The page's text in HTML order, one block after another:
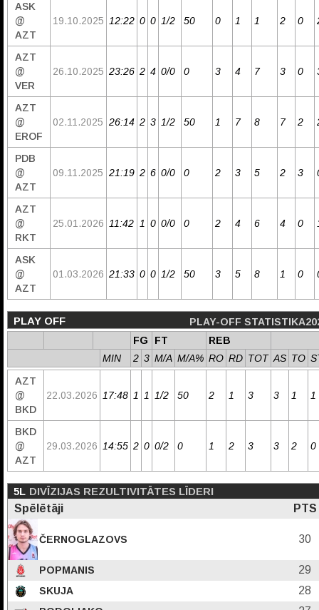
ASK
@
AZT
19.10.2025 12:22 0 0 1/2 50 0 1 1 2 0
AZT
@
VER
26.10.2025 23:26 2 4 0/0 0 3 4 7 3 0
AZT
@
EROF
02.11.2025 26:14 2 3 1/2 50 1 7 8 7 2
PDB
@
AZT
09.11.2025 21:19 2 6 0/0 0 2 3 5 2 3
AZT
@
RKT
25.01.2026 11:42 1 0 0/0 0 2 4 6 4 0
ASK
@
AZT
01.03.2026 21:33 0 0 1/2 50 3 5 8 1 0
PLAY OFF
PLAY-OFF
FG
FT
REB
MIN
2 3 M/A M/A% RO RD TOT AS TO
AZT
@
BKD
22.03.2026 17:48 1 1 1/2 50 2 1 3 3 1 1
BKD
@
AZT
29.03.2026 14:55 2 0 0/2 0 1 2 3 3 2 0
5L DIVĪZIJAS REZULTIVITĀTES LĪDERI
Spēlētāji
PTS
ČERNOGLAZOVS 30
POPMANIS 29
SKUJA 28